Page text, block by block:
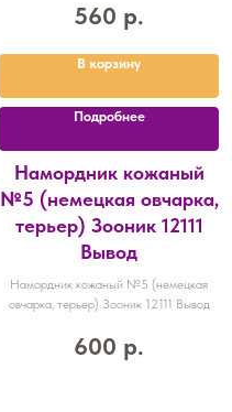
560 р.
В корзину
Подробнее
Намордник кожаный
№5 (немецкая овчарка,
терьер) Зооник 12111
Вывод
Намордник кожаный №5 (немецкая
овчарка, терьер) Зооник 12111 Вывод
600 р.